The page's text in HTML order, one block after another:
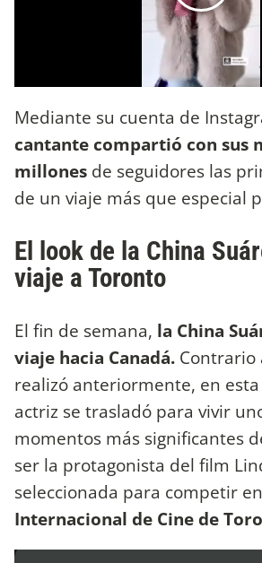
Mediante su cuenta de
cantante compartió con sus
millones de seguidores las
de un viaje más que especial
El look de la China
viaje a Toronto
El fin de semana, la China
viaje hacia Canadá. Contrario
realizó anteriormente, en esta
actriz se trasladó para vivir
momentos más significantes
ser la protagonista del film
seleccionada para competir
Internacional de Cine de